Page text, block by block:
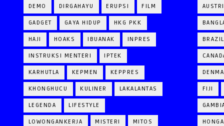
DEMO DIRGAHAYU ERUPSI FILM
GADGET GAYA HIDUP HKG PKK
HAJI HOAKS IBUANAK INPRES
INSTRUKSI MENTERI IPTEK
KARHUTLA KEPMEN KEPPRES
KHONGHUCU KULINER LAKALANTAS
LEGENDA LIFESTYLE
LOWONGANKERJA MISTERI MITOS
BRAZIL
FIJI